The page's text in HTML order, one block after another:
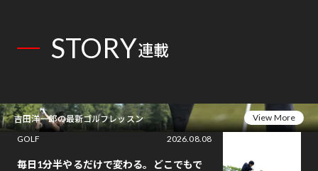
STORY連載
吉田洋一郎の最新ゴルフレッスン
View More
GOLF
2026.08.08
毎日1分半やるだけで変わる。どこでもで